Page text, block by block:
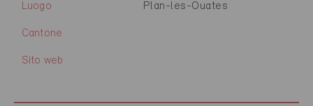
Luogo Plan-les-Ouates
Cantone
Sito web